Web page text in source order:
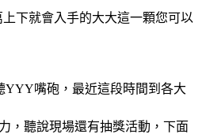
下就會入手的大大這一顆您可以
YYY嘴砲，最近這段時間到各大
，聽說現場還有抽獎活動，下面